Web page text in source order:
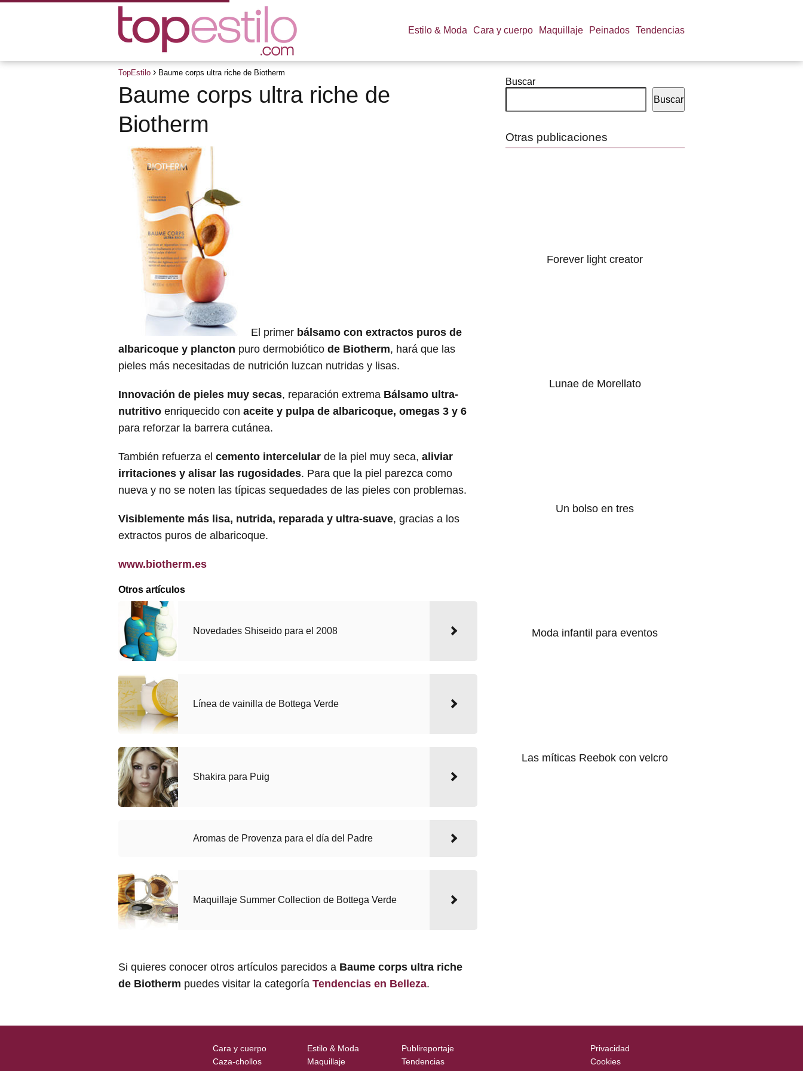
Estilo & Moda Cara y cuerpo Maquillaje Peinados Tendencias
TopEstilo Baume corps ultra riche de Biotherm
Baume corps ultra riche de
Biotherm
El primer bálsamo con extractos puros de
albaricoque y plancton puro dermobiótico de Biotherm, hará que las
pieles más necesitadas de nutrición luzcan nutridas y lisas.
Innovación de pieles muy secas, reparación extrema Bálsamo ultra-
nutritivo enriquecido con aceite y pulpa de albaricoque, omegas 3 y 6
para reforzar la barrera cutánea.
También refuerza el cemento intercelular de la piel muy seca, aliviar
irritaciones y alisar las rugosidades. Para que la piel parezca como
nueva y no se noten las típicas sequedades de las pieles con problemas.
Visiblemente más lisa, nutrida, reparada y ultra-suave, gracias a los
extractos puros de albaricoque.
www.biotherm.es
Otros artículos
Novedades Shiseido para el 2008
Línea de vainilla de Bottega Verde
Shakira para Puig
Aromas de Provenza para el día del Padre
Maquillaje Summer Collection de Bottega Verde
Si quieres conocer otros artículos parecidos a Baume corps ultra riche
de Biotherm puedes visitar la categoría Tendencias en Belleza.
Buscar
Buscar
Otras publicaciones
Forever light creator
Lunae de Morellato
Un bolso en tres
Moda infantil para eventos
Las míticas Reebok con velcro
Cara y cuerpo
Caza-chollos
Estilo & Moda
Maquillaje
Publireportaje
Tendencias
Privacidad
Cookies